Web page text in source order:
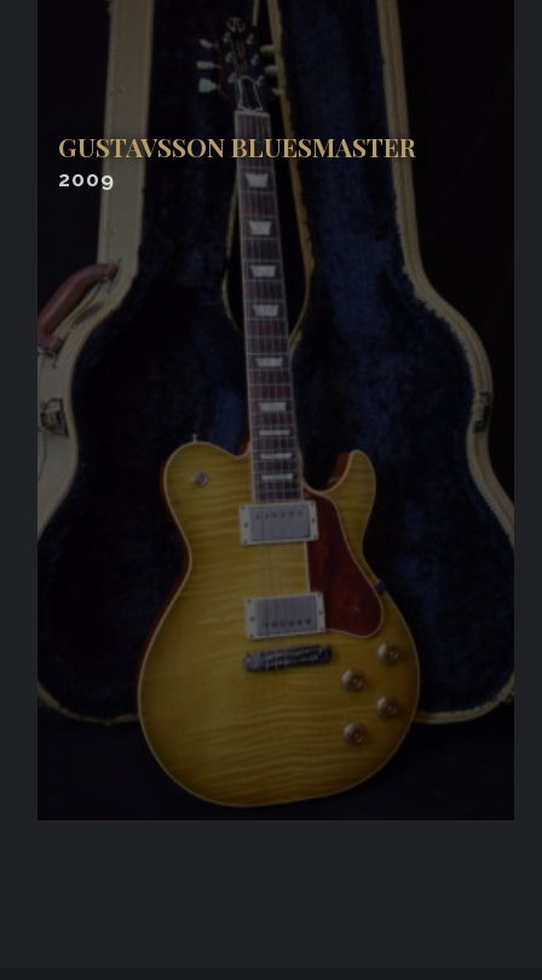
GUSTAVSSON BLUESMASTER
2009